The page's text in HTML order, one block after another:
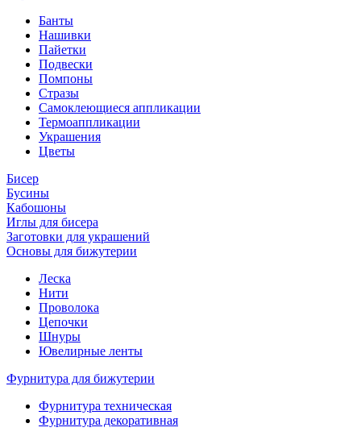
Банты
Нашивки
Пайетки
Подвески
Помпоны
Стразы
Самоклеющиеся аппликации
Термоаппликации
Украшения
Цветы
Бисер
Бусины
Кабошоны
Иглы для бисера
Заготовки для украшений
Основы для бижутерии
Леска
Нити
Проволока
Цепочки
Шнуры
Ювелирные ленты
Фурнитура для бижутерии
Фурнитура техническая
Фурнитура декоративная